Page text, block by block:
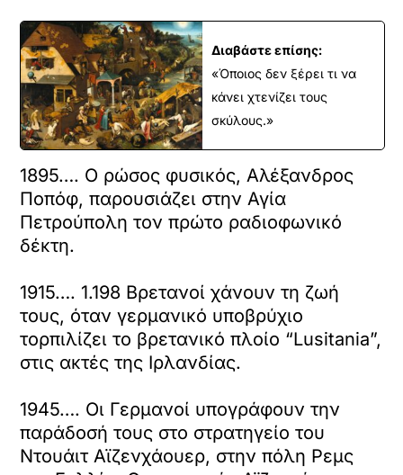
Διαβάστε επίσης:
«Όποιος δεν ξέρει τι να
κάνει χτενίζει τους
σκύλους.»
1895…. Ο ρώσος φυσικός, Αλέξανδρος
Ποπόφ, παρουσιάζει στην Αγία
Πετρούπολη τον πρώτο ραδιοφωνικό
δέκτη.
1915…. 1.198 Βρετανοί χάνουν τη ζωή
τους, όταν γερμανικό υποβρύχιο
τορπιλίζει το βρετανικό πλοίο “Lusitania”,
στις ακτές της Ιρλανδίας.
1945…. Οι Γερμανοί υπογράφουν την
παράδοσή τους στο στρατηγείο του
Ντουάιτ Αϊζενχάουερ, στην πόλη Ρεμς